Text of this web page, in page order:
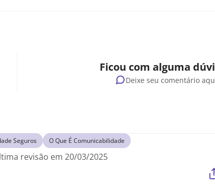
Ficou com alguma
Deixe seu comentário
Seguros O Que É Comunicabilidade
revisão em 20/03/2025